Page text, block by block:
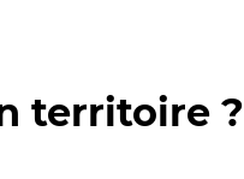
territoire ?